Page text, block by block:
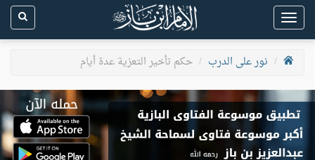
Toggle
navigation
نور على الدرب
حكم تأخير التعزية عدة أيام